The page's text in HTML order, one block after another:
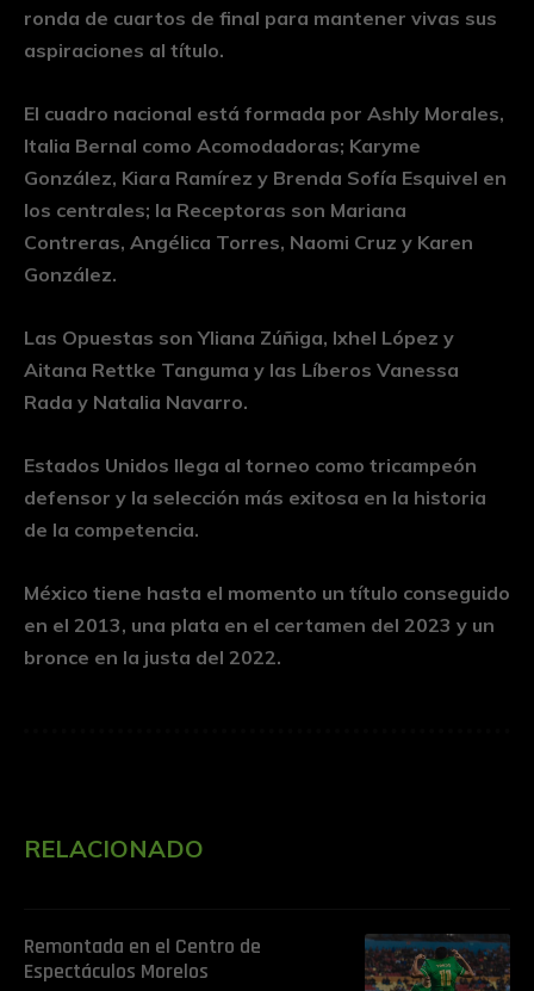
ronda de cuartos de final para mantener vivas sus
aspiraciones al título.
El cuadro nacional está formada por Ashly Morales,
Italia Bernal como Acomodadoras; Karyme
González, Kiara Ramírez y Brenda Sofía Esquivel en
los centrales; la Receptoras son Mariana
Contreras, Angélica Torres, Naomi Cruz y Karen
González.
Las Opuestas son Yliana Zúñiga, Ixhel López y
Aitana Rettke Tanguma y las Líberos Vanessa
Rada y Natalia Navarro.
Estados Unidos llega al torneo como tricampeón
defensor y la selección más exitosa en la historia
de la competencia.
México tiene hasta el momento un título conseguido
en el 2013, una plata en el certamen del 2023 y un
bronce en la justa del 2022.
RELACIONADO
Remontada en el Centro de
Espectáculos Morelos